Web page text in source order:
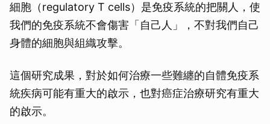
細胞（regulatory T cells）是免疫系統的把關人，使
我們的免疫系統不會傷害「自己人」，不對我們自己
身體的細胞與組織攻擊。
這個研究成果，對於如何治療一些難纏的自體免疫系
統疾病可能有重大的啟示，也對癌症治療研究有重大
的啟示。